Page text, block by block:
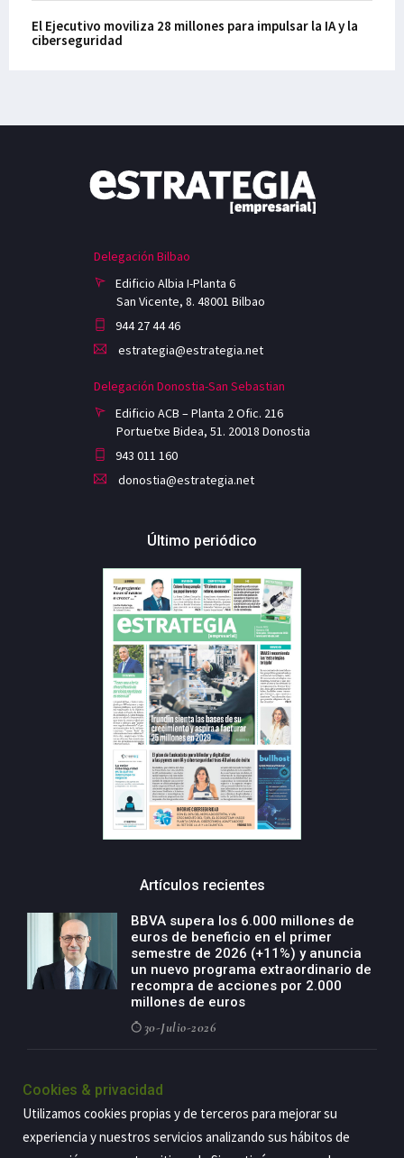
El Ejecutivo moviliza 28 millones para impulsar la IA y la
ciberseguridad
Delegación Bilbao
Edificio Albia I-Planta 6
San Vicente, 8. 48001 Bilbao
944 27 44 46
estrategia@estrategia.net
Delegación Donostia-San Sebastian
Edificio ACB – Planta 2 Ofic. 216
Portuetxe Bidea, 51. 20018 Donostia
943 011 160
donostia@estrategia.net
Último periódico
Artículos recientes
BBVA supera los 6.000 millones de
euros de beneficio en el primer
semestre de 2026 (+11%) y anuncia
un nuevo programa extraordinario de
recompra de acciones por 2.000
millones de euros
30-Julio-2026
negocio agro con un modelo global
países
29-Julio-2026
Cookies & privacidad
Utilizamos cookies propias y de terceros para mejorar su
experiencia y nuestros servicios analizando sus hábitos de